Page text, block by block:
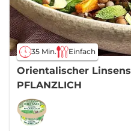
35 Min. Einfach
Orientalischer
PFLANZLICH